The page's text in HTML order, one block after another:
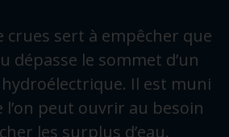
crues sert à empêcher que
dépasse le sommet d’un
Il est muni
l’on peut ouvrir au besoin
les surplus d’eau.